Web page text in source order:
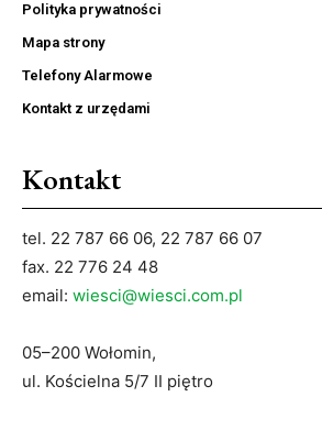
Polityka prywatności
Mapa strony
Telefony Alarmowe
Kontakt z urzędami
Kontakt
tel. 22 787 66 06, 22 787 66 07
fax. 22 776 24 48
email: wiesci@wiesci.com.pl
05–200 Wołomin,
ul. Kościelna 5/7 II piętro